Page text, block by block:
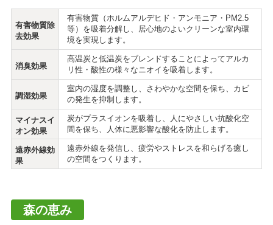
有害物質除
去効果
有害物質（ホルムアルデヒド・アンモニア・PM2.5
等）を吸着分解し、居心地のよいクリーンな室内環
境を実現します。
消臭効果
高温炭と低温炭をブレンドすることによってアルカ
リ性・酸性の様々なニオイを吸着します。
調湿効果
室内の湿度を調整し、さわやかな空間を保ち、カビ
の発生を抑制します。
マイナスイ
オン効果
炭がプラスイオンを吸着し、人にやさしい抗酸化空
間を保ち、人体に悪影響な酸化を防止します。
遠赤外線効
果
遠赤外線を発信し、疲労やストレスを和らげる癒し
の空間をつくります。
森の恵み